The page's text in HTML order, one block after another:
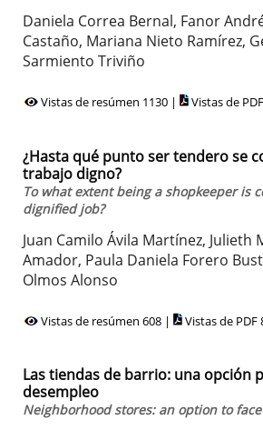
Daniela Correa Bernal, Fanor
Castaño, Mariana Nieto Ramírez,
Sarmiento Triviño
Vistas de resúmen 1130 | Vistas de
¿Hasta qué punto ser tendero se
trabajo digno?
To what extent being a shopkeeper is
dignified job?
Juan Camilo Ávila Martínez, Julieth
Amador, Paula Daniela Forero
Olmos Alonso
Vistas de resúmen 608 | Vistas de PDF
Las tiendas de barrio: una opción
desempleo
Neighborhood stores: an option to